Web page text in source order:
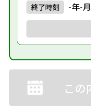
終了時刻 -年-
この